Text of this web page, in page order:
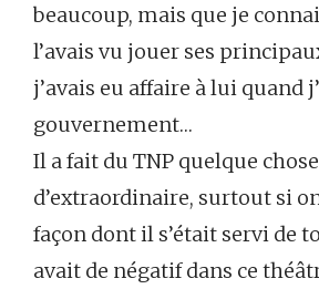
beaucoup, mais que je
l’avais vu jouer ses
j’avais eu affaire à lui quand
gouvernement…
Il a fait du TNP quelque chose
d’extraordinaire, surtout si
façon dont il s’était servi de
avait de négatif dans ce